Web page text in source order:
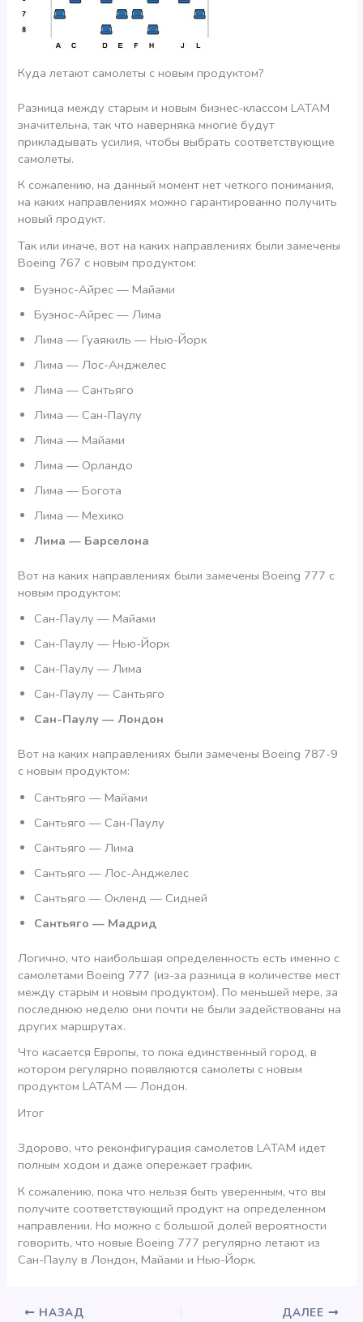
Куда летают самолеты с новым продуктом?
Разница между старым и новым бизнес-классом LATAM
значительна, так что наверняка многие будут
прикладывать усилия, чтобы выбрать соответствующие
самолеты.
К сожалению, на данный момент нет четкого понимания,
на каких направлениях можно гарантированно получить
новый продукт.
Так или иначе, вот на каких направлениях были замечены
Boeing 767 с новым продуктом:
Буэнос-Айрес — Майами
Буэнос-Айрес — Лима
Лима — Гуаякиль — Нью-Йорк
Лима — Лос-Анджелес
Лима — Сантьяго
Лима — Сан-Паулу
Лима — Майами
Лима — Орландо
Лима — Богота
Лима — Мехико
Лима — Барселона
Вот на каких направлениях были замечены Boeing 777 с
новым продуктом:
Сан-Паулу — Майами
Сан-Паулу — Нью-Йорк
Сан-Паулу — Лима
Сан-Паулу — Сантьяго
Сан-Паулу — Лондон
Вот на каких направлениях были замечены Boeing 787-9
с новым продуктом:
Сантьяго — Майами
Сантьяго — Сан-Паулу
Сантьяго — Лима
Сантьяго — Лос-Анджелес
Сантьяго — Окленд — Сидней
Сантьяго — Мадрид
Логично, что наибольшая определенность есть именно с
самолетами Boeing 777 (из-за разница в количестве мест
между старым и новым продуктом). По меньшей мере, за
последнюю неделю они почти не были задействованы на
других маршрутах.
Что касается Европы, то пока единственный город, в
котором регулярно появляются самолеты с новым
продуктом LATAM — Лондон.
Итог
Здорово, что реконфигурация самолетов LATAM идет
полным ходом и даже опережает график.
К сожалению, пока что нельзя быть уверенным, что вы
получите соответствующий продукт на определенном
направлении. Но можно с большой долей вероятности
говорить, что новые Boeing 777 регулярно летают из
Сан-Паулу в Лондон, Майами и Нью-Йорк.
НАЗАД ДАЛЕЕ